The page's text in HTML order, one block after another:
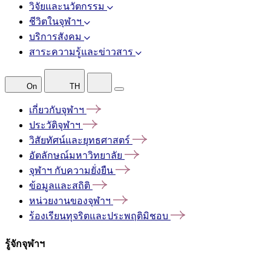
วิจัยและนวัตกรรม
ชีวิตในจุฬาฯ
บริการสังคม
สาระความรู้และข่าวสาร
On TH
เกี่ยวกับจุฬาฯ
ประวัติจุฬาฯ
วิสัยทัศน์และยุทธศาสตร์
อัตลักษณ์มหาวิทยาลัย
จุฬาฯ กับความยั่งยืน
ข้อมูลและสถิติ
หน่วยงานของจุฬาฯ
ร้องเรียนทุจริตและประพฤติมิชอบ
รู้จักจุฬาฯ